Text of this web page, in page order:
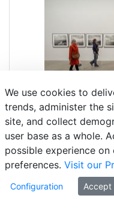
We use cookies to
trends, administer the
site, and collect
user base as a whole.
possible experience
preferences. Visit our
Configuration Accept